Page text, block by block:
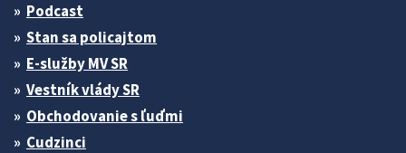
Podcast
Stan sa policajtom
E-služby MV SR
Vestník vlády SR
Obchodovanie s ľuďmi
Cudzinci